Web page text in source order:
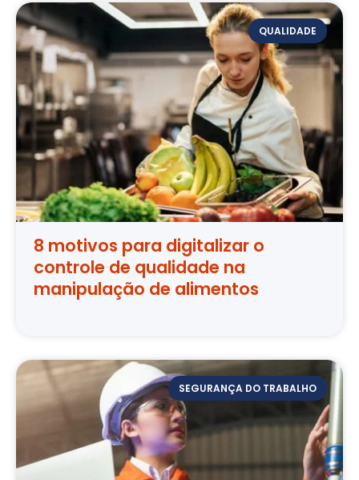
QUALIDADE
8 motivos para digitalizar o
controle de qualidade na
manipulação de alimentos
SEGURANÇA DO TRABALHO